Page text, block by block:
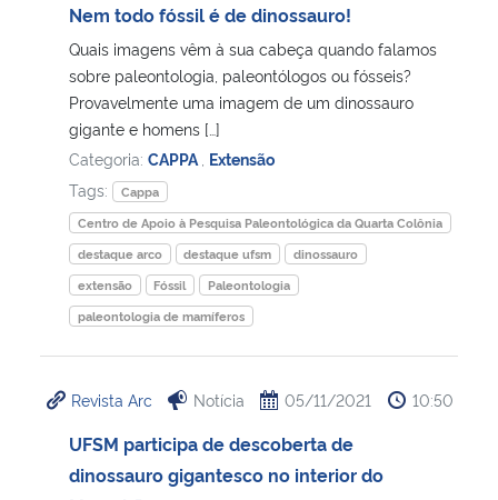
Nem todo fóssil é de dinossauro!
Quais imagens vêm à sua cabeça quando falamos
sobre paleontologia, paleontólogos ou fósseis?
Provavelmente uma imagem de um dinossauro
gigante e homens […]
Categoria: CAPPA Extensão
Tags:
Cappa
Centro de Apoio à Pesquisa Paleontológica da Quarta Colônia
destaque arco
destaque ufsm
dinossauro
extensão
Fóssil
Paleontologia
paleontologia de mamíferos
Revista Arc Notícia 05/11/2021 10:50
UFSM participa de descoberta de
dinossauro gigantesco no interior do